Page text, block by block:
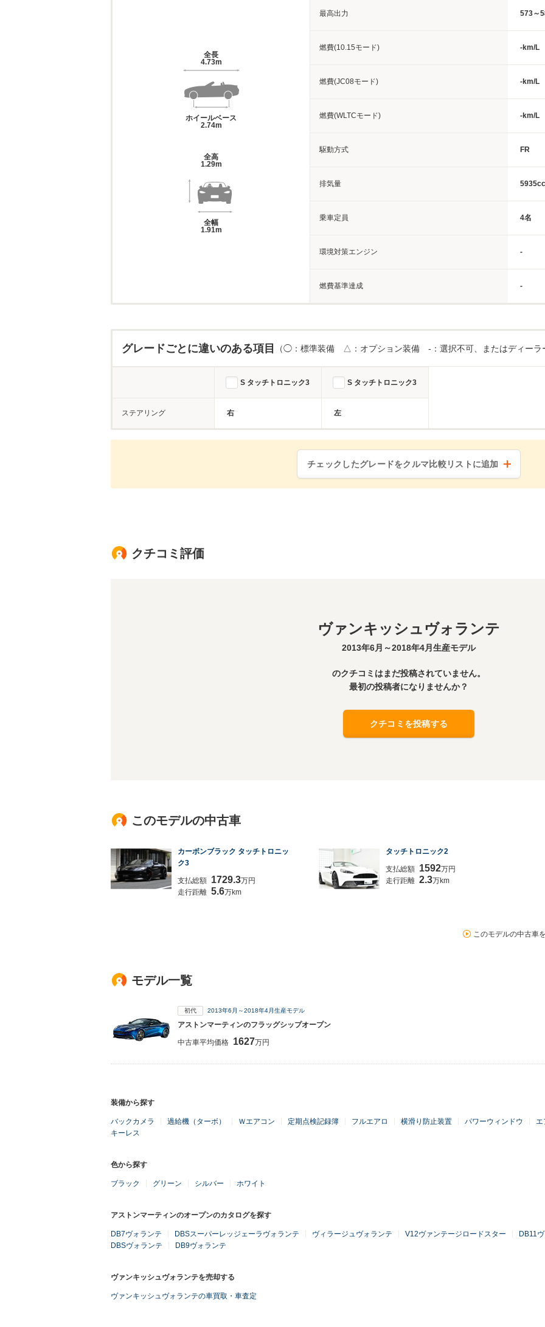
全長
4.73m
ホイールベース
2.74m
全高
1.29m
全幅
1.91m
最高出力 573～
燃費(10.15モード) -km/L
燃費(JC08モード) -km/L
燃費(WLTCモード) -km/L
駆動方式 FR
排気量 5935cc
乗車定員 4名
環境対策エンジン -
燃費基準達成 -
グレードごとに違いのある項目 （◯：標準装備 △：オプション装備 -：選択不可、またはディーラ
ステアリング
S タッチトロニック3 S タッチトロニック3
右 左
チェックしたグレードをクルマ比較リストに追加
クチコミ評価
ヴァンキッシュヴォランテ
2013年6月～2018年4月生産モデル
のクチコミはまだ投稿されていません。
最初の投稿者になりませんか？
クチコミを投稿する
このモデルの中古車
カーボンブラック タッチトロニッ
ク3
支払総額 1729.3万円
走行距離 5.6万km
タッチトロニック2
支払総額 1592万円
走行距離 2.3万km
このモデルの中古車
モデル一覧
初代 2013年6月～2018年4月生産モデル
アストンマーティンのフラッグシップオープン
中古車平均価格 1627万円
装備から探す
バックカメラ 過給機（ターボ） Ｗエアコン 定期点検記録簿 フルエアロ 横滑り防止装置 パワーウィンドウ エ
キーレス
色から探す
ブラック グリーン シルバー ホワイト
アストンマーティンのオープンのカタログを探す
DB7ヴォランテ DBSスーパーレッジェーラヴォランテ ヴィラージュヴォランテ V12ヴァンテージロードスター DB11
DBSヴォランテ
DB9ヴォランテ
ヴァンキッシュヴォランテを売却する
ヴァンキッシュヴォランテの車買取・車査定